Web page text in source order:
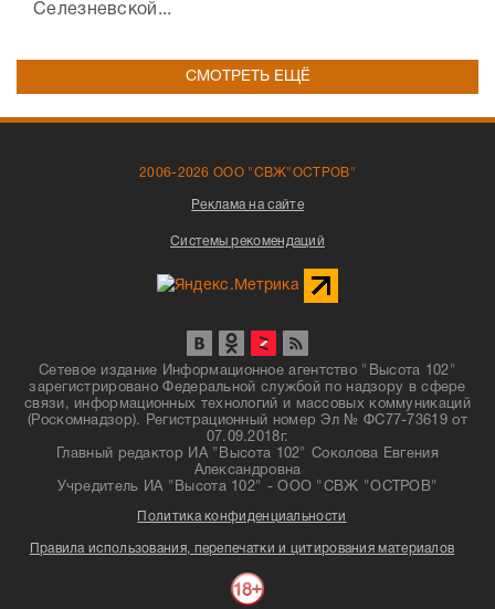
Селезневской...
СМОТРЕТЬ ЕЩЁ
2006-2026 ООО "СВЖ"ОСТРОВ"
Реклама на сайте
Системы рекомендаций
Сетевое издание Информационное агентство "Высота 102"
зарегистрировано Федеральной службой по надзору в сфере
связи, информационных технологий и массовых коммуникаций
(Роскомнадзор). Регистрационный номер Эл № ФС77-73619 от
07.09.2018г.
Главный редактор ИА "Высота 102" Соколова Евгения
Александровна
Учредитель ИА "Высота 102" - ООО "СВЖ "ОСТРОВ"
Политика конфиденциальности
Правила использования, перепечатки и цитирования материалов